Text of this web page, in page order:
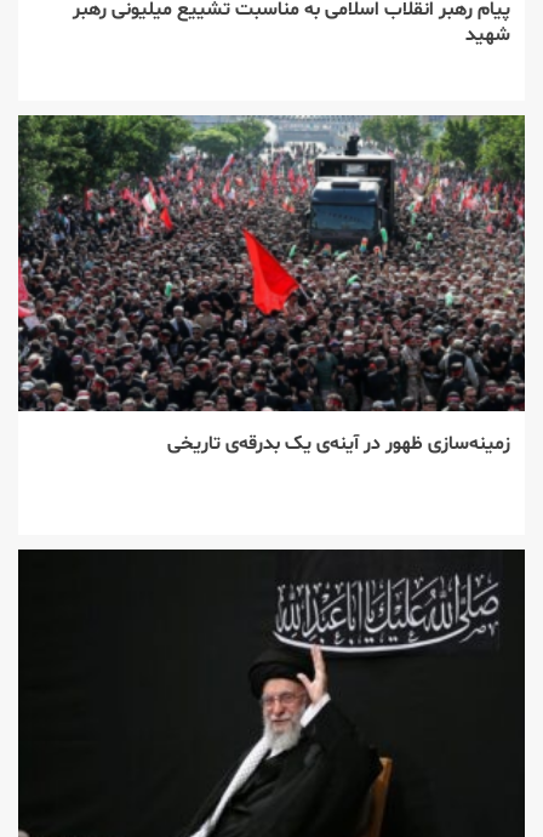
پیام رهبر انقلاب اسلامی به مناسبت تشییع میلیونی رهبر
شهید
زمینه‌سازی ظهور در آینه‌ی یک بدرقه‌ی تاریخی